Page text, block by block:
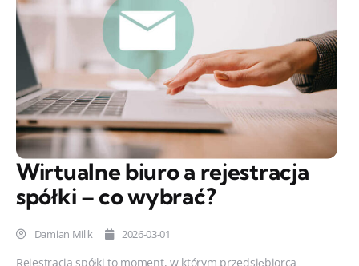
Wirtualne biuro a rejestracja
spółki – co wybrać?
Damian Milik 2026-03-01
Rejestracja spółki to moment, w którym przedsiębiorca